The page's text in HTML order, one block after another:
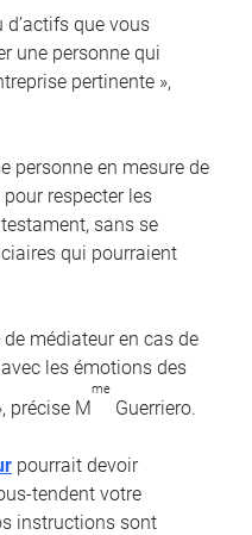
d’actifs que vous
une personne qui
pertinente »,
personne en mesure de
respecter les
sans se
qui pourraient
médiateur en cas de
les émotions des
précise M
me
Guerriero.
pourrait devoir
tendent votre
instructions sont